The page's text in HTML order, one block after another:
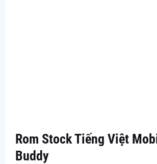
Rom Stock Tiếng Việt
Buddy